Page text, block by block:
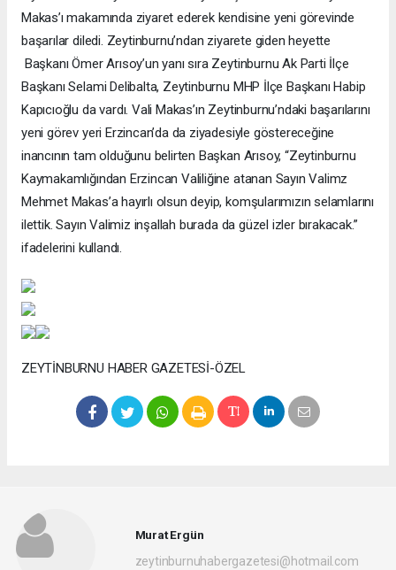
Makas’ı makamında ziyaret ederek kendisine yeni görevinde
başarılar diledi. Zeytinburnu’ndan ziyarete giden heyette
Başkanı Ömer Arısoy’un yanı sıra Zeytinburnu Ak Parti İlçe
Başkanı Selami Delibalta, Zeytinburnu MHP İlçe Başkanı Habip
Kapıcıoğlu da vardı. Vali Makas’ın Zeytinburnu’ndaki başarılarını
yeni görev yeri Erzincan’da da ziyadesiyle göstereceğine
inancının tam olduğunu belirten Başkan Arısoy, “Zeytinburnu
Kaymakamlığından Erzincan Valiliğine atanan Sayın Valimz
Mehmet Makas’a hayırlı olsun deyip, komşularımızın selamlarını
ilettik. Sayın Valimiz inşallah burada da güzel izler bırakacak.”
ifadelerini kullandı.
ZEYTİNBURNU HABER GAZETESİ-ÖZEL
Murat Ergün
zeytinburnuhabergazetesi@hotmail.com